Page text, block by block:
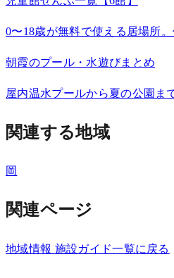
0〜18歳が無料で使える居場所
朝霞のプール・水遊びまとめ
屋内温水プールから夏の公園ま
関連する地域
岡
関連ページ
地域情報 施設ガイド一覧に戻る